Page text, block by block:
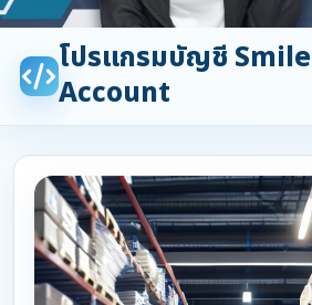
โปรแกรมบัญชี Smile
Account